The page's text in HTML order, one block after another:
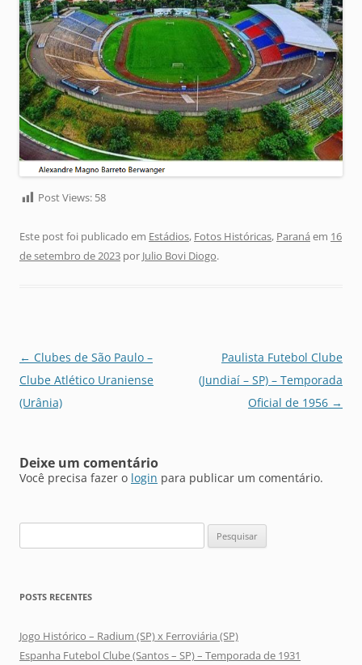
Post Views: 58
Este post foi publicado em Estádios, Fotos Históricas, Paraná em 16
de setembro de 2023 por Julio Bovi Diogo.
Navegação
de
posts
← Clubes de São Paulo –
Clube Atlético Uraniense
(Urânia)
Paulista Futebol Clube
(Jundiaí – SP) – Temporada
Oficial de 1956 →
Deixe um comentário
Você precisa fazer o login para publicar um comentário.
por:
POSTS RECENTES
Jogo Histórico – Radium (SP) x Ferroviária (SP)
Espanha Futebol Clube (Santos – SP) – Temporada de 1931